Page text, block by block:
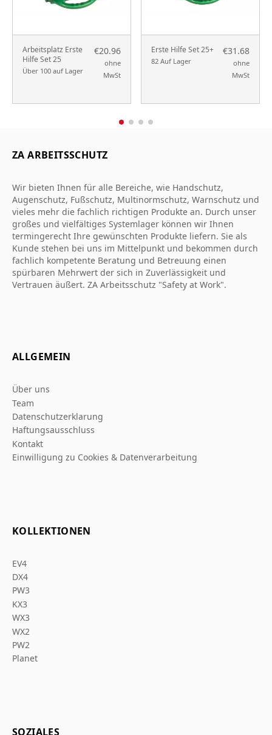
Arbeitsplatz Erste
Hilfe Set 25
Über 100 auf Lager
€20.96
ohne
MwSt
Erste Hilfe Set 25+
82 Auf Lager
€31.68
ohne
MwSt
ZA ARBEITSSCHUTZ
Wir bieten Ihnen für alle Bereiche, wie Handschutz,
Augenschutz, Fußschutz, Multinormschutz, Warnschutz und
vieles mehr die fachlich richtigen Produkte an. Durch unser
großes und vielfältiges Systemlager können wir Ihnen
termingerecht Ihre gewünschten Produkte liefern. Sie als
Kunde stehen bei uns im Mittelpunkt und bekommen durch
fachlich kompetente Beratung und Betreuung einen
spürbaren Mehrwert der sich in Zuverlässigkeit und
Vertrauen äußert. ZA Arbeitsschutz "Safety at Work".
ALLGEMEIN
Über uns
Team
Datenschutzerklarung
Haftungsausschluss
Kontakt
Einwilligung zu Cookies & Datenverarbeitung
KOLLEKTIONEN
EV4
DX4
PW3
KX3
WX3
WX2
PW2
Planet
SOZIALES